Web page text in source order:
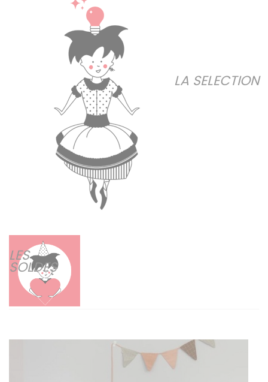
LA SELECTION
LES
SOLDES